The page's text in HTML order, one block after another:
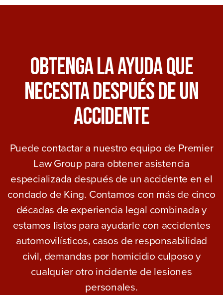
Obtenga La Ayuda Que
Necesita Después De Un
Accidente
Puede contactar a nuestro equipo de Premier
Law Group para obtener asistencia
especializada después de un accidente en el
condado de King. Contamos con más de cinco
décadas de experiencia legal combinada y
estamos listos para ayudarle con accidentes
automovilísticos, casos de responsabilidad
civil, demandas por homicidio culposo y
cualquier otro incidente de lesiones
personales.